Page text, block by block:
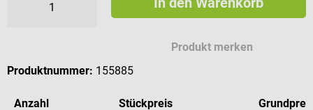
Produkt merken
Produktnummer: 155885
Anzahl Stückpreis